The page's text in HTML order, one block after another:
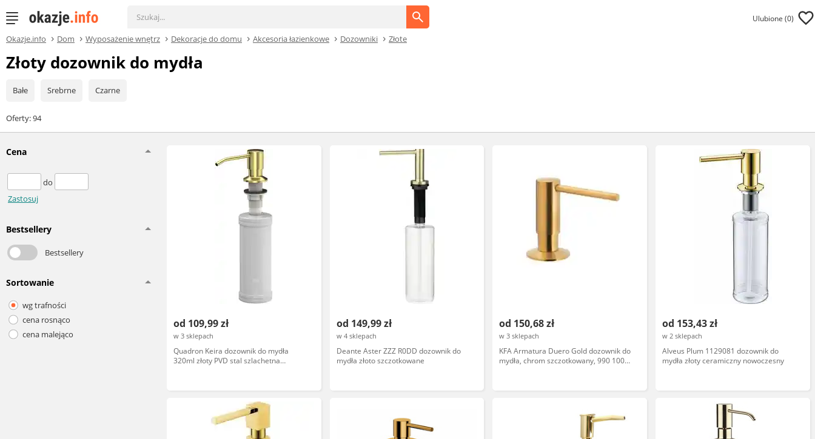
Ulubione (0)
Okazje.info Dom Wyposażenie wnętrz Dekoracje do domu Akcesoria łazienkowe Dozowniki Złote
Złoty dozownik do mydła
Bałe Srebrne Czarne
Oferty: 94
Cena
do
Zastosuj
Bestsellery
Bestsellery
Sortowanie
wg trafności
cena rosnąco
cena malejąco
od 109,99 zł
w 3 sklepach
Quadron Keira dozownik do mydła
320ml złoty PVD stal szlachetna
od 149,99 zł
w 4 sklepach
Deante Aster ZZZ R0DD dozownik do
mydła złoto szczotkowane
od 150,68 zł
w 3 sklepach
KFA Armatura Duero Gold dozownik do
mydła, chrom szczotkowany, 990 100
od 153,43 zł
w 2 sklepach
Alveus Plum 1129081 dozownik do
mydła złoty ceramiczny nowoczesny